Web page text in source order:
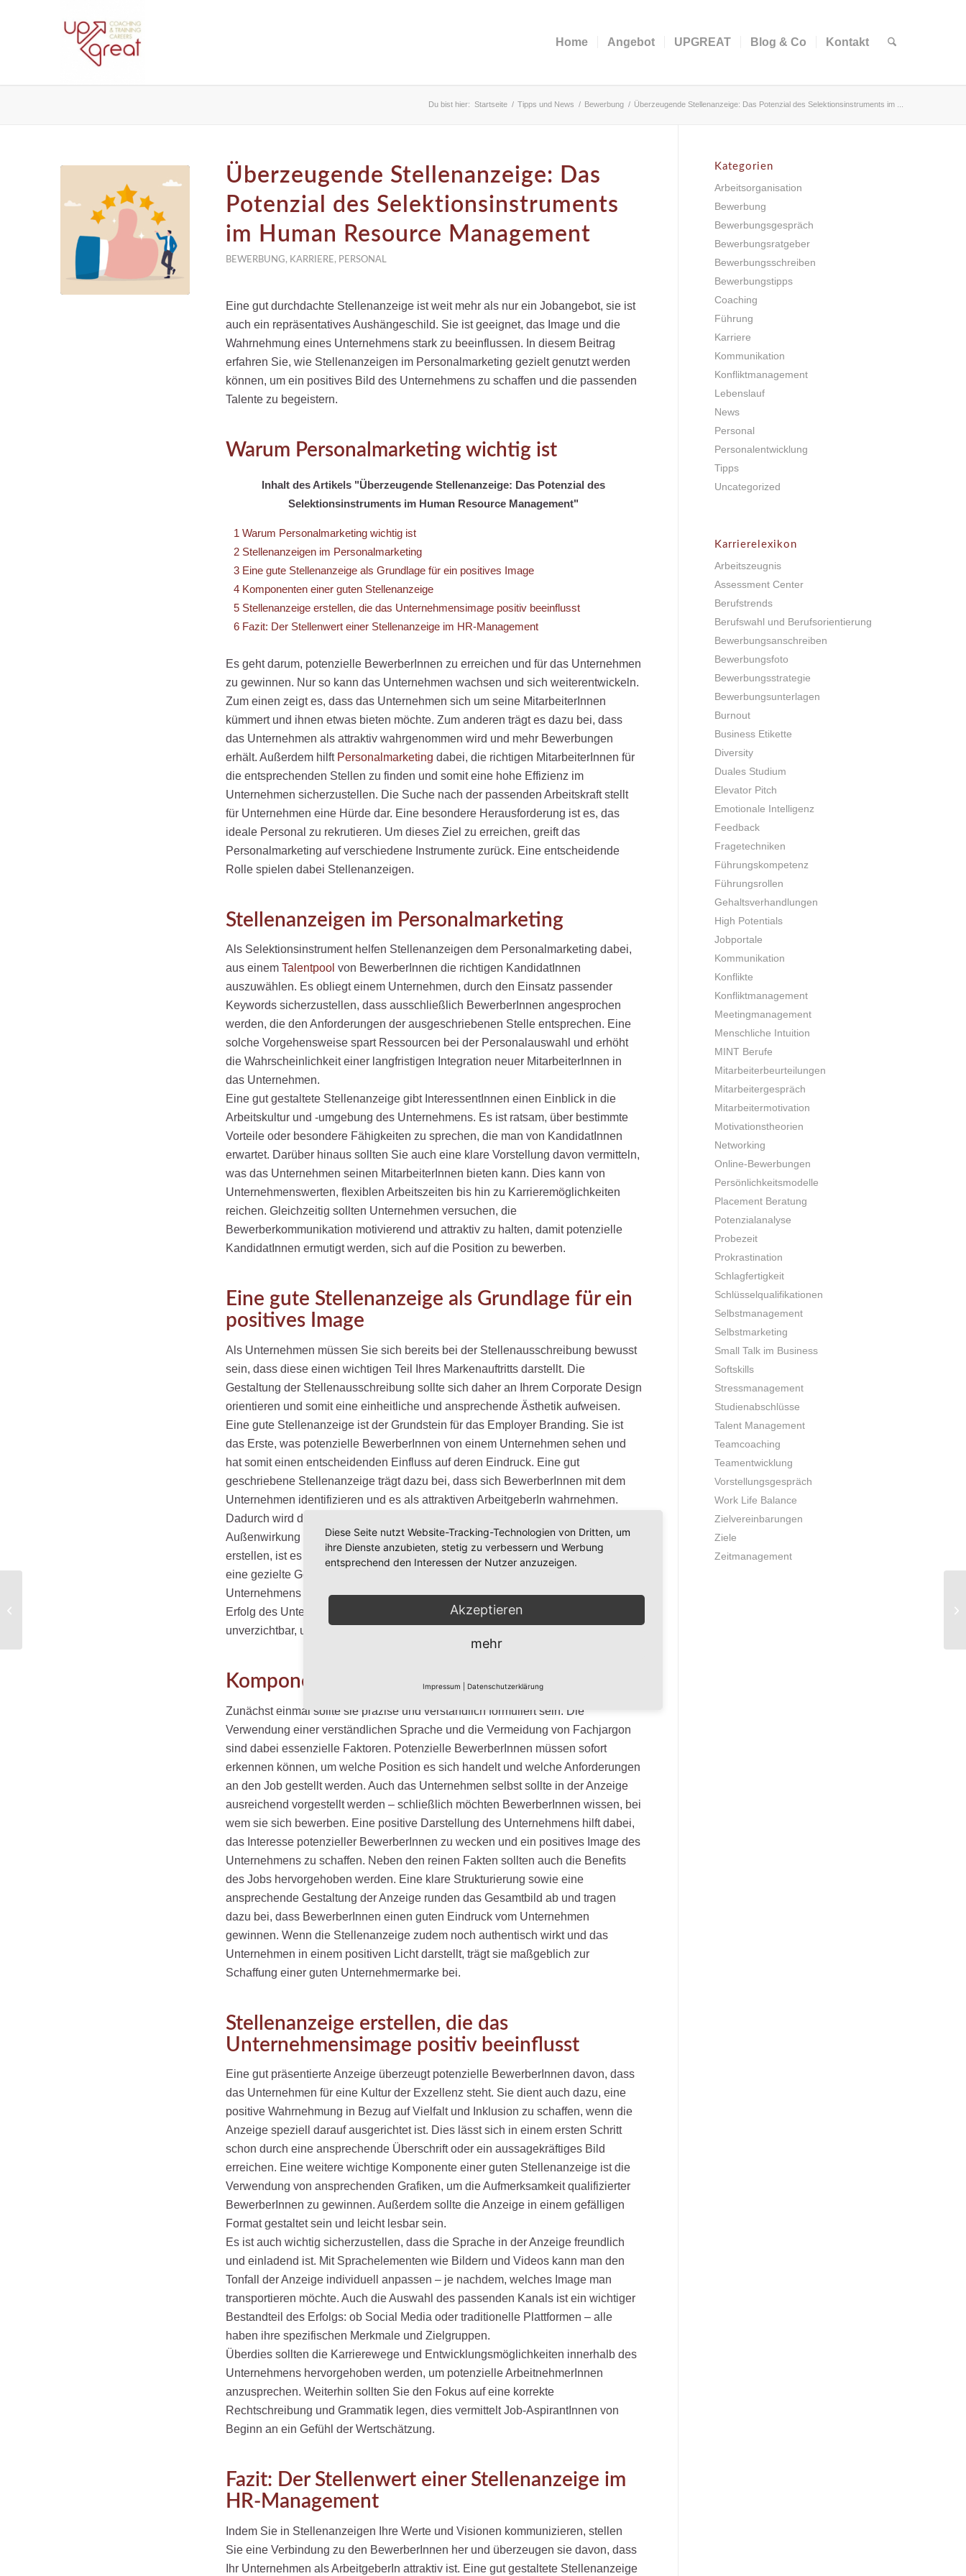
Home Angebot UPGREAT Blog & Co Kontakt
Du bist hier: Startseite / Tipps und News / Bewerbung / Überzeugende Stellenanzeige: Das Potenzial des Selektionsinstruments im ...
Überzeugende Stellenanzeige: Das
Potenzial des Selektionsinstruments
im Human Resource Management
BEWERBUNG, KARRIERE , PERSONAL
Eine gut durchdachte Stellenanzeige ist weit mehr als nur ein Jobangebot, sie ist
auch ein repräsentatives Aushängeschild. Sie ist geeignet, das Image und die
Wahrnehmung eines Unternehmens stark zu beeinflussen. In diesem Beitrag
erfahren Sie, wie Stellenanzeigen im Personalmarketing gezielt genutzt werden
können, um ein positives Bild des Unternehmens zu schaffen und die passenden
Talente zu begeistern.
Warum Personalmarketing wichtig ist
Inhalt des Artikels "Überzeugende Stellenanzeige: Das Potenzial des
Selektionsinstruments im Human Resource Management"
1 Warum Personalmarketing wichtig ist
2Stellenanzeigen im Personalmarketing
3Eine gute Stellenanzeige als Grundlage für ein positives Image
4Komponenten einer guten Stellenanzeige
5Stellenanzeige erstellen, die das Unternehmensimage positiv beeinflusst
6Fazit: Der Stellenwert einer Stellenanzeige im HR-Management
Es geht darum, potenzielle BewerberInnen zu erreichen und für das Unternehmen
zu gewinnen. Nur so kann das Unternehmen wachsen und sich weiterentwickeln.
Zum einen zeigt es, dass das Unternehmen sich um seine MitarbeiterInnen
kümmert und ihnen etwas bieten möchte. Zum anderen trägt es dazu bei, dass
das Unternehmen als attraktiv wahrgenommen wird und mehr Bewerbungen
erhält. Außerdem hilft Personalmarketing dabei, die richtigen MitarbeiterInnen für
die entsprechenden Stellen zu finden und somit eine hohe Effizienz im
Unternehmen sicherzustellen. Die Suche nach der passenden Arbeitskraft stellt
für Unternehmen eine Hürde dar. Eine besondere Herausforderung ist es, das
ideale Personal zu rekrutieren. Um dieses Ziel zu erreichen, greift das
Personalmarketing auf verschiedene Instrumente zurück. Eine entscheidende
Rolle spielen dabei Stellenanzeigen.
Stellenanzeigen im Personalmarketing
Als Selektionsinstrument helfen Stellenanzeigen dem Personalmarketing dabei,
aus einem Talentpool von BewerberInnen die richtigen KandidatInnen
auszuwählen. Es obliegt einem Unternehmen, durch den Einsatz passender
Keywords sicherzustellen, dass ausschließlich BewerberInnen angesprochen
werden, die den Anforderungen der ausgeschriebenen Stelle entsprechen. Eine
solche Vorgehensweise spart Ressourcen bei der Personalauswahl und erhöht
die Wahrscheinlichkeit einer langfristigen Integration neuer MitarbeiterInnen in
das Unternehmen.
Eine gut gestaltete Stellenanzeige gibt InteressentInnen einen Einblick in die
Arbeitskultur und -umgebung des Unternehmens. Es ist ratsam, über bestimmte
Vorteile oder besondere Fähigkeiten zu sprechen, die man von KandidatInnen
erwartet. Darüber hinaus sollten Sie auch eine klare Vorstellung davon vermitteln,
was das Unternehmen seinen MitarbeiterInnen bieten kann. Dies kann von
Unternehmenswerten, flexiblen Arbeitszeiten bis hin zu Karrieremöglichkeiten
reichen. Gleichzeitig sollten Unternehmen versuchen, die
Bewerberkommunikation motivierend und attraktiv zu halten, damit potenzielle
KandidatInnen ermutigt werden, sich auf die Position zu bewerben.
Eine gute Stellenanzeige als Grundlage für ein
positives Image
Als Unternehmen müssen Sie sich bereits bei der Stellenausschreibung bewusst
sein, dass diese einen wichtigen Teil Ihres Markenauftritts darstellt. Die
Gestaltung der Stellenausschreibung sollte sich daher an Ihrem Corporate Design
orientieren und somit eine einheitliche und ansprechende Ästhetik aufweisen.
Eine gute Stellenanzeige ist der Grundstein für das Employer Branding. Sie ist
das Erste, was potenzielle BewerberInnen von einem Unternehmen sehen und
hat somit einen entscheidenden Einfluss auf deren Eindruck. Eine gut
geschriebene Stellenanzeige trägt dazu bei, dass sich BewerberInnen mit dem
Unternehmen identifizieren und es als attraktiven ArbeitgeberIn wahrnehmen.
Dadurch wird das Image des Unternehmens gestärkt und es wird eine positive
Außenwirkung in der Öffentlichkeit erzeugt. Um eine gute Stellenanzeige zu
erstellen, ist es wichtig, verschiedene Komponenten zu berücksichtigen. Durch
eine gezielte Gestaltung der Stellenanzeigen wird ein positives Image des
Unternehmens geschaffen, welches sich langfristig auf die Reputation und den
Erfolg des Unternehmens auswirkt. Diese klare Positionierung ist heutzutage
unverzichtbar, um im Wettbewerb um die besten Fachkräfte zu bestehen.
Komponenten einer guten Stellenanzeige
Zunächst einmal sollte sie präzise und verständlich formuliert sein. Die
Verwendung einer verständlichen Sprache und die Vermeidung von Fachjargon
sind dabei essenzielle Faktoren. Potenzielle BewerberInnen müssen sofort
erkennen können, um welche Position es sich handelt und welche Anforderungen
an den Job gestellt werden. Auch das Unternehmen selbst sollte in der Anzeige
ausreichend vorgestellt werden – schließlich möchten BewerberInnen wissen, bei
wem sie sich bewerben. Eine positive Darstellung des Unternehmens hilft dabei,
das Interesse potenzieller BewerberInnen zu wecken und ein positives Image des
Unternehmens zu schaffen. Neben den reinen Fakten sollten auch die Benefits
des Jobs hervorgehoben werden. Eine klare Strukturierung sowie eine
ansprechende Gestaltung der Anzeige runden das Gesamtbild ab und tragen
dazu bei, dass BewerberInnen einen guten Eindruck vom Unternehmen
gewinnen. Wenn die Stellenanzeige zudem noch authentisch wirkt und das
Unternehmen in einem positiven Licht darstellt, trägt sie maßgeblich zur
Schaffung einer guten Unternehmermarke bei.
Stellenanzeige erstellen, die das
Unternehmensimage positiv beeinflusst
Eine gut präsentierte Anzeige überzeugt potenzielle BewerberInnen davon, dass
das Unternehmen für eine Kultur der Exzellenz steht. Sie dient auch dazu, eine
positive Wahrnehmung in Bezug auf Vielfalt und Inklusion zu schaffen, wenn die
Anzeige speziell darauf ausgerichtet ist. Dies lässt sich in einem ersten Schritt
schon durch eine ansprechende Überschrift oder ein aussagekräftiges Bild
erreichen. Eine weitere wichtige Komponente einer guten Stellenanzeige ist die
Verwendung von ansprechenden Grafiken, um die Aufmerksamkeit qualifizierter
BewerberInnen zu gewinnen. Außerdem sollte die Anzeige in einem gefälligen
Format gestaltet sein und leicht lesbar sein.
Es ist auch wichtig sicherzustellen, dass die Sprache in der Anzeige freundlich
und einladend ist. Mit Sprachelementen wie Bildern und Videos kann man den
Tonfall der Anzeige individuell anpassen – je nachdem, welches Image man
transportieren möchte. Auch die Auswahl des passenden Kanals ist ein wichtiger
Bestandteil des Erfolgs: ob Social Media oder traditionelle Plattformen – alle
haben ihre spezifischen Merkmale und Zielgruppen.
Überdies sollten die Karrierewege und Entwicklungsmöglichkeiten innerhalb des
Unternehmens hervorgehoben werden, um potenzielle ArbeitnehmerInnen
anzusprechen. Weiterhin sollten Sie den Fokus auf eine korrekte
Rechtschreibung und Grammatik legen, dies vermittelt Job-AspirantInnen von
Beginn an ein Gefühl der Wertschätzung.
Fazit: Der Stellenwert einer Stellenanzeige im
HR-Management
Indem Sie in Stellenanzeigen Ihre Werte und Visionen kommunizieren, stellen
Sie eine Verbindung zu den BewerberInnen her und überzeugen sie davon, dass
Ihr Unternehmen als ArbeitgeberIn attraktiv ist. Eine gut gestaltete Stellenanzeige
Kategorien
Arbeitsorganisation
Bewerbung
Bewerbungsgespräch
Bewerbungsratgeber
Bewerbungsschreiben
Bewerbungstipps
Coaching
Führung
Karriere
Kommunikation
Konfliktmanagement
Lebenslauf
News
Personal
Personalentwicklung
Tipps
Uncategorized
Karrierelexikon
Arbeitszeugnis
Assessment Center
Berufstrends
Berufswahl und Berufsorientierung
Bewerbungsanschreiben
Bewerbungsfoto
Bewerbungsstrategie
Bewerbungsunterlagen
Burnout
Business Etikette
Diversity
Duales Studium
Elevator Pitch
Emotionale Intelligenz
Feedback
Fragetechniken
Führungskompetenz
Führungsrollen
Gehaltsverhandlungen
High Potentials
Jobportale
Kommunikation
Konflikte
Konfliktmanagement
Meetingmanagement
Menschliche Intuition
MINT Berufe
Mitarbeiterbeurteilungen
Mitarbeitergespräch
Mitarbeitermotivation
Motivationstheorien
Networking
Online-Bewerbungen
Persönlichkeitsmodelle
Placement Beratung
Potenzialanalyse
Probezeit
Prokrastination
Schlagfertigkeit
Schlüsselqualifikationen
Selbstmanagement
Selbstmarketing
Small Talk im Business
Softskills
Stressmanagement
Studienabschlüsse
Talent Management
Teamcoaching
Teamentwicklung
Vorstellungsgespräch
Work Life Balance
Zielvereinbarungen
Ziele
Zeitmanagement
Diese Seite nutzt Website-Tracking-Technologien von Dritten, um
ihre Dienste anzubieten, stetig zu verbessern und Werbung
entsprechend den Interessen der Nutzer anzuzeigen.
Akzeptieren
mehr
Impressum Datenschutzerklärung